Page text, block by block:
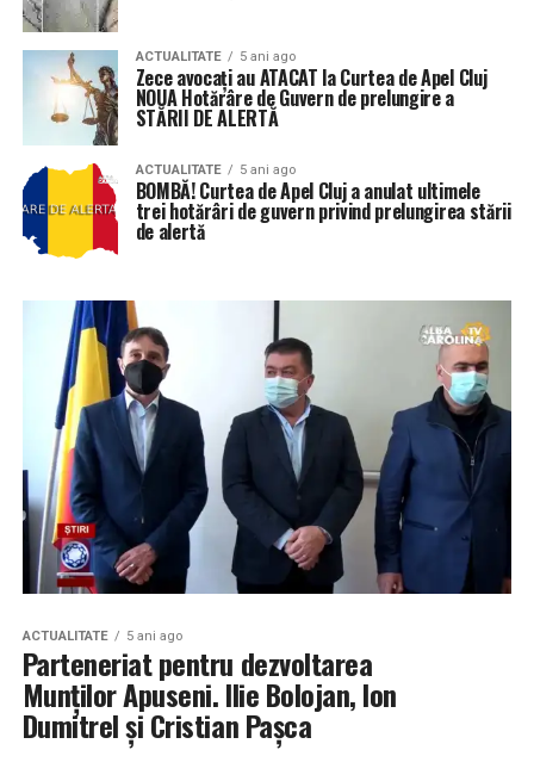
ACTUALITATE 5 ani ago
Zece avocați au ATACAT la Curtea de Apel Cluj
NOUA Hotărâre de Guvern de prelungire a
STĂRII DE ALERTĂ
ACTUALITATE 5 ani ago
BOMBĂ! Curtea de Apel Cluj a anulat ultimele
trei hotărâri de guvern privind prelungirea stării
de alertă
ACTUALITATE 5 ani ago
Parteneriat pentru dezvoltarea
Munților Apuseni. Ilie Bolojan, Ion
Dumitrel și Cristian Pașca